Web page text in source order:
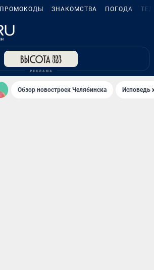
ПРОМОКОДЫ ЗНАКОМСТВА ПОГОДА
Обзор новостроек Челябинска Исповедь